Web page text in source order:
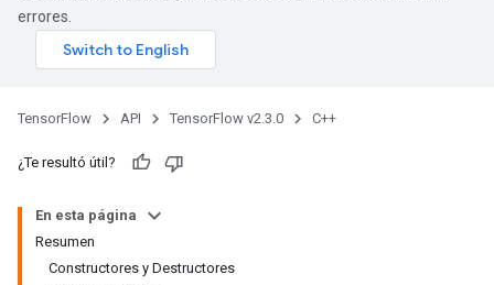
errores.
TensorFlow API TensorFlow v2.3.0 C++
¿Te resultó útil?
En esta página
Resumen
Constructores y Destructores